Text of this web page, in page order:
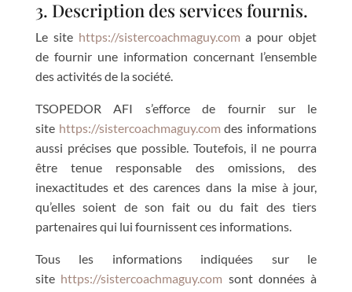
3. Description des services fournis.
Le site https://sistercoachmaguy.com a pour objet
de fournir une information concernant l’ensemble
des activités de la société.
TSOPEDOR AFI s’efforce de fournir sur le
site https://sistercoachmaguy.com des informations
aussi précises que possible. Toutefois, il ne pourra
être tenue responsable des omissions, des
inexactitudes et des carences dans la mise à jour,
qu’elles soient de son fait ou du fait des tiers
partenaires qui lui fournissent ces informations.
Tous les informations indiquées sur le
site https://sistercoachmaguy.com sont données à